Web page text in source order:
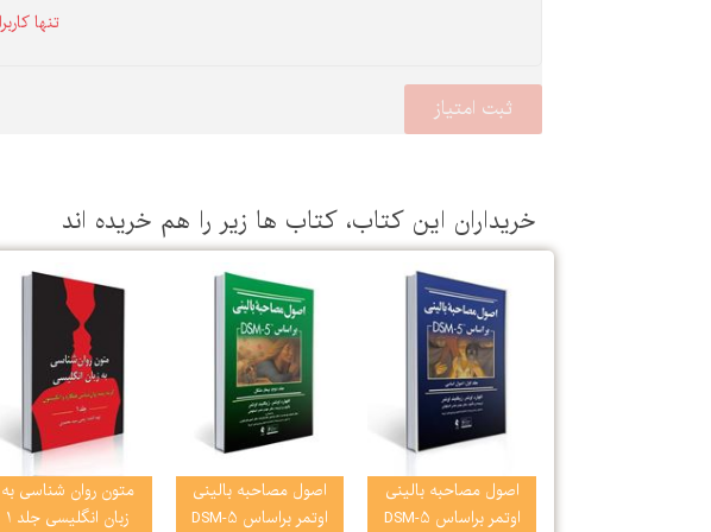
تنها
خریداران این كتاب، كتاب ها زیر را هم خریده اند
اصول مصاحبه بالینی
اوتمر براساس DSM-5
اصول مصاحبه بالینی
اوتمر براساس DSM-5
متون روان شناسی به
زبان انگلیسی جلد 1